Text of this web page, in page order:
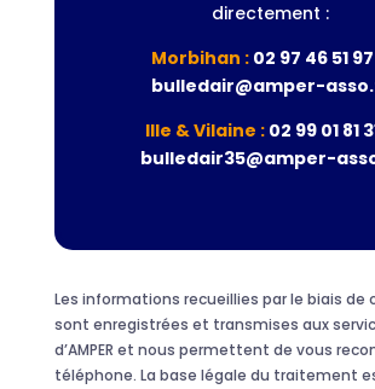
directement :
Morbihan : 02 97 46 51
bulledair@amper-
Ille & Vilaine : 02 99 01 81
bulledair35@amper-
Les informations recueillies par le biais de
sont enregistrées et transmises aux
d’AMPER et nous permettent de vous
téléphone. La base légale du traitement